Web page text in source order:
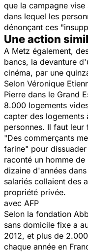
que la campagne
dans lequel les
dénonçant ces
Une action
A Metz également,
bancs, la devanture
cinéma, par une
Selon Véronique
Pierre dans le Grand
8.000 logements
capter des logements
personnes. Il faut leur
"Des commerçants
farine" pour
raconté un homme
dizaine d'années
salariés collaient des
propriété privée.
avec AFP
Selon la fondation
sans domicile fixe a
2012, et plus de
chaque année en